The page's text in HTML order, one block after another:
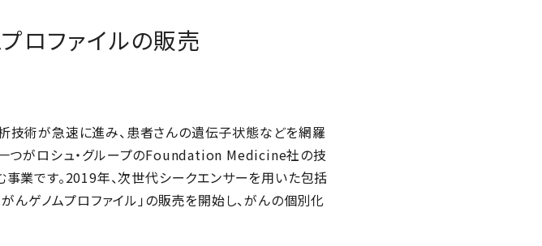
ロファイルの販売
技術が急速に進み、患者さんの遺伝子状態などを網羅
つがロシュ・グループのFoundation Medicine社の技
業です。2019年、次世代シークエンサーを用いた包括
ゲノムプロファイル」の販売を開始し、がんの個別化